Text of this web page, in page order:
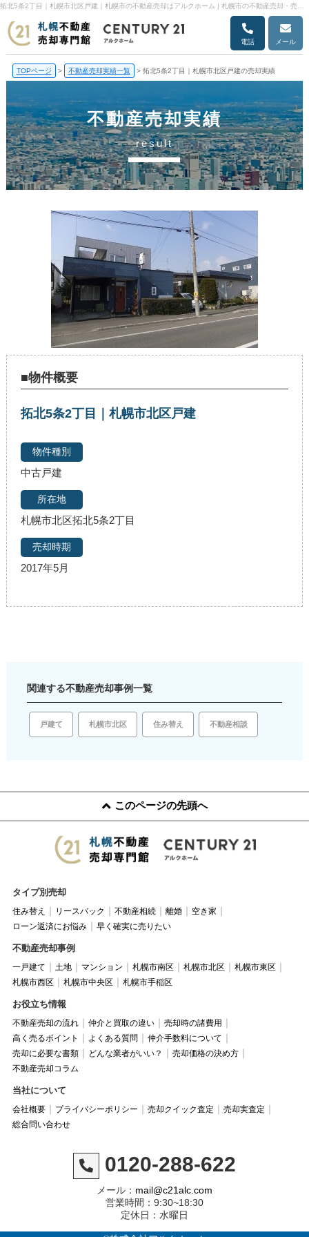
電話 メール
TOPページ > 不動産売却実績一覧 > 拓北5条2丁目｜札幌市北区戸建の売却実績
不動産売却実績
result
■物件概要
拓北5条2丁目｜札幌市北区戸建
中古戸建
札幌市北区拓北5条2丁目
2017年5月
関連する不動産売却事例一覧
戸建て 札幌市北区 住み替え 不動産相談
このページの先頭へ
タイプ別売却
住み替え リースバック 不動産相続 離婚
空き家
ローン返済にお悩み
早く確実に売りたい
不動産売却事例
一戸建て 土地 マンション 札幌市南区 札幌市北区
札幌市東区
札幌市西区
札幌市中央区 札幌市手稲区
お役立ち情報
不動産売却の流れ 仲介と買取の違い
売却時の諸費用
高く売るポイント
よくある質問
仲介手数料について
売却に必要な書類
どんな業者がいい？
売却価格の決め方
不動産売却コラム
当社について
会社概要 プライバシーポリシー 売却クイック査定
売却実査定
総合問い合わせ
0120-288-622
メール： mail@c21alc.com
営業時間：9:30~18:30
定休日：水曜日